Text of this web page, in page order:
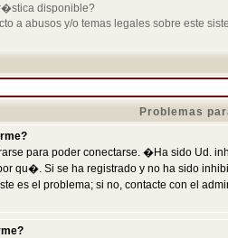
disponible?
a abusos y/o temas legales sobre este
Problemas
para poder conectarse. �Ha sido Ud.
qu�. Si se ha registrado y no ha sido
es el problema; si no, contacte con el